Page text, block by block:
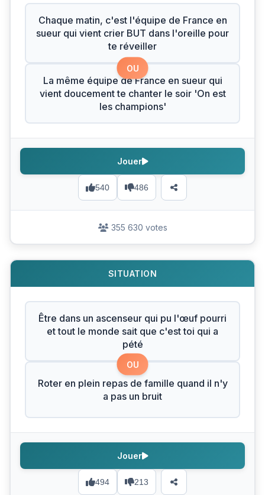
Chaque matin, c'est l'équipe de France en
sueur qui vient crier BUT dans l'oreille pour
te réveiller
OU
La même équipe de France en sueur qui
vient doucement te chanter le soir 'On est
les champions'
540 486
Jouer
355 630 votes
SITUATION
Être dans un ascenseur qui pu l'œuf pourri
et tout le monde sait que c'est toi qui a
pété
OU
Roter en plein repas de famille quand il n'y
a pas un bruit
494 213
Jouer